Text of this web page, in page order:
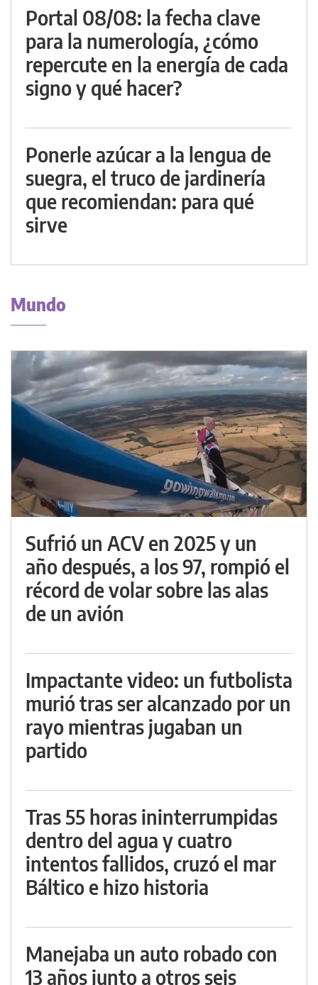
Portal 08/08: la fecha clave
para la numerología, ¿cómo
repercute en la energía de cada
signo y qué hacer?
Ponerle azúcar a la lengua de
suegra, el truco de jardinería
que recomiendan: para qué
sirve
Mundo
Sufrió un ACV en 2025 y un
año después, a los 97, rompió el
récord de volar sobre las alas
de un avión
Impactante video: un futbolista
murió tras ser alcanzado por un
rayo mientras jugaban un
partido
Tras 55 horas ininterrumpidas
dentro del agua y cuatro
intentos fallidos, cruzó el mar
Báltico e hizo historia
Manejaba un auto robado con
13 años junto a otros seis